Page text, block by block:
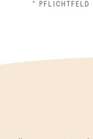
* PFLICHTFELD